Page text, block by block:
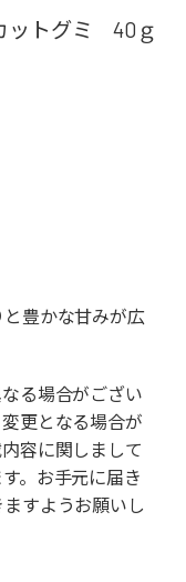
ットグミ 40ｇ
豊かな甘みが広
る場合がござい
更となる場合が
容に関しまして
。お手元に届き
すようお願いし